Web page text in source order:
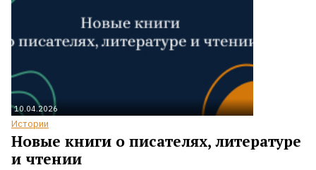
10.04.2026
Истории
Новые книги о писателях, литературе
и чтении